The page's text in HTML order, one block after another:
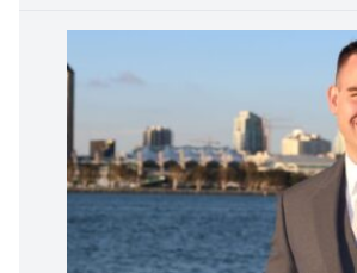
DAVINES
cofanetti beauty preziosi
per un regalo adatto ad
ogni capello